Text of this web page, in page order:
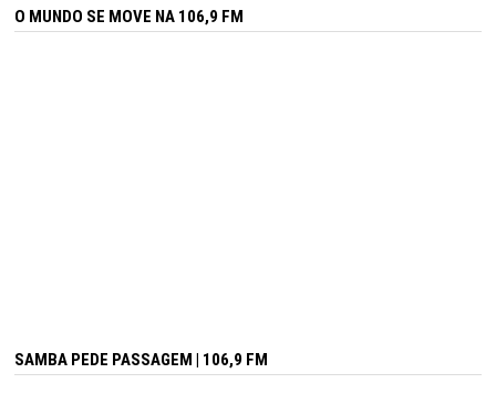
O MUNDO SE MOVE NA 106,9 FM
SAMBA PEDE PASSAGEM | 106,9 FM